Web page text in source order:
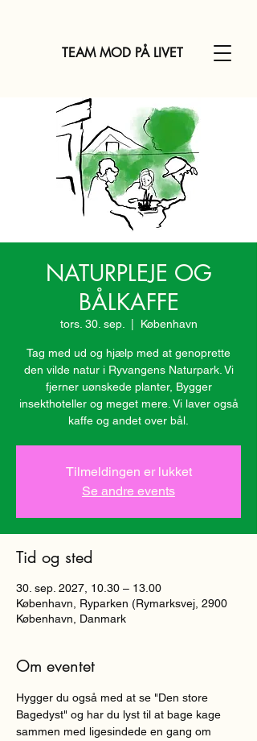
TEAM MOD PÅ LIVET
NATURPLEJE OG
BÅLKAFFE
tors. 30. sep. København
Tag med ud og hjælp med at genoprette
den vilde natur i Ryvangens Naturpark. Vi
fjerner uønskede planter, Bygger
insekthoteller og meget mere. Vi laver også
kaffe og andet over bål.
Tilmeldingen er lukket
Se andre events
Tid og sted
30. sep. 2027, 10.30 – 13.00
København, Ryparken (Rymarksvej, 2900
København, Danmark
Om eventet
Hygger du også med at se "Den store
Bagedyst" og har du lyst til at bage kage
sammen med ligesindede en gang om